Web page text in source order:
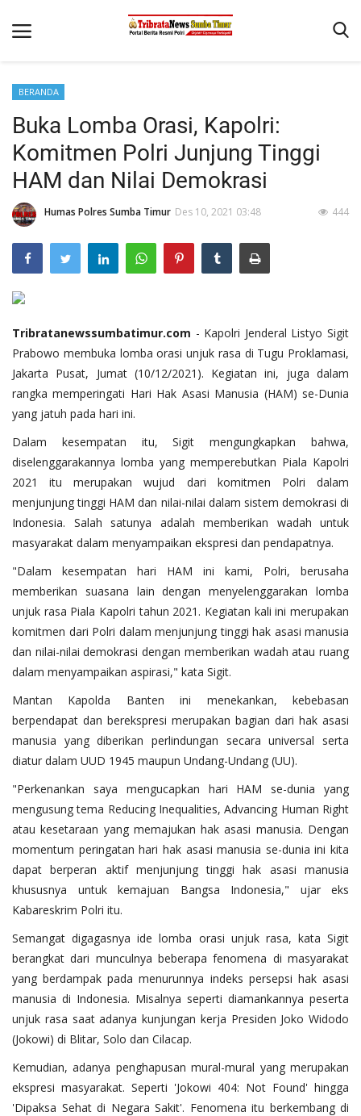
Beranda
Terms & Conditions
Reskrim
Binkam
Giat Ops
Polisi Kita
Mitra Polisi
Jurnal Kamtibmas
BERANDA
Buka Lomba Orasi, Kapolri:
Komitmen Polri Junjung Tinggi
HAM dan Nilai Demokrasi
Humas Polres Sumba Timur Des 10, 2021 03:48 444
Tribratanewssumbatimur.com - Kapolri Jenderal Listyo Sigit
Prabowo membuka lomba orasi unjuk rasa di Tugu Proklamasi,
Jakarta Pusat, Jumat (10/12/2021). Kegiatan ini, juga dalam
rangka memperingati Hari Hak Asasi Manusia (HAM) se-Dunia
yang jatuh pada hari ini.
Dalam kesempatan itu, Sigit mengungkapkan bahwa,
diselenggarakannya lomba yang memperebutkan Piala Kapolri
2021 itu merupakan wujud dari komitmen Polri dalam
menjunjung tinggi HAM dan nilai-nilai dalam sistem demokrasi di
Indonesia. Salah satunya adalah memberikan wadah untuk
masyarakat dalam menyampaikan ekspresi dan pendapatnya.
"Dalam kesempatan hari HAM ini kami, Polri, berusaha
memberikan suasana lain dengan menyelenggarakan lomba
unjuk rasa Piala Kapolri tahun 2021. Kegiatan kali ini merupakan
komitmen dari Polri dalam menjunjung tinggi hak asasi manusia
dan nilai-nilai demokrasi dengan memberikan wadah atau ruang
dalam menyampaikan aspirasi," kata Sigit.
Mantan Kapolda Banten ini menekankan, kebebasan
berpendapat dan berekspresi merupakan bagian dari hak asasi
manusia yang diberikan perlindungan secara universal serta
diatur dalam UUD 1945 maupun Undang-Undang (UU).
"Perkenankan saya mengucapkan hari HAM se-dunia yang
mengusung tema Reducing Inequalities, Advancing Human Right
atau kesetaraan yang memajukan hak asasi manusia. Dengan
momentum peringatan hari hak asasi manusia se-dunia ini kita
dapat berperan aktif menjunjung tinggi hak asasi manusia
khususnya untuk kemajuan Bangsa Indonesia," ujar eks
Kabareskrim Polri itu.
Semangat digagasnya ide lomba orasi unjuk rasa, kata Sigit
berangkat dari munculnya beberapa fenomena di masyarakat
yang berdampak pada menurunnya indeks persepsi hak asasi
manusia di Indonesia. Misalnya seperti diamankannya peserta
unjuk rasa saat adanya kunjungan kerja Presiden Joko Widodo
(Jokowi) di Blitar, Solo dan Cilacap.
Kemudian, adanya penghapusan mural-mural yang merupakan
ekspresi masyarakat. Seperti 'Jokowi 404: Not Found' hingga
'Dipaksa Sehat di Negara Sakit'. Fenomena itu berkembang di